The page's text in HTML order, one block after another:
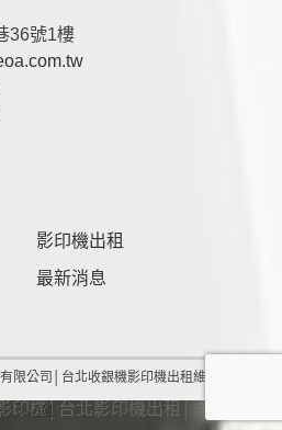
36號1樓
影印機出租
最新消息
限公司│台北收銀機影印機出租維修 Design
byAM.
印機│台北影印機出租│台北影印機